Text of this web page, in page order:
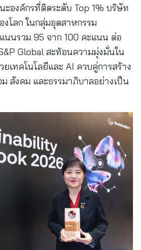
ะองค์กรที่ติดระดับ Top 1% บริษัท
โลก ในกลุ่มอุตสาหกรรม
นนรวม 95 จาก 100 คะแนน ต่อ
Global สะท้อนความมุ่งมั่นใน
เทคโนโลยีและ AI ควบคู่การสร้าง
สังคม และธรรมาภิบาลอย่างเป็น